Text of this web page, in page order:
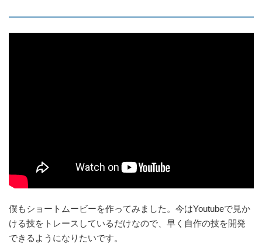
僕もショートムービーを作ってみました。今はYoutubeで見か
ける技をトレースしているだけなので、早く自作の技を開発
できるようになりたいです。